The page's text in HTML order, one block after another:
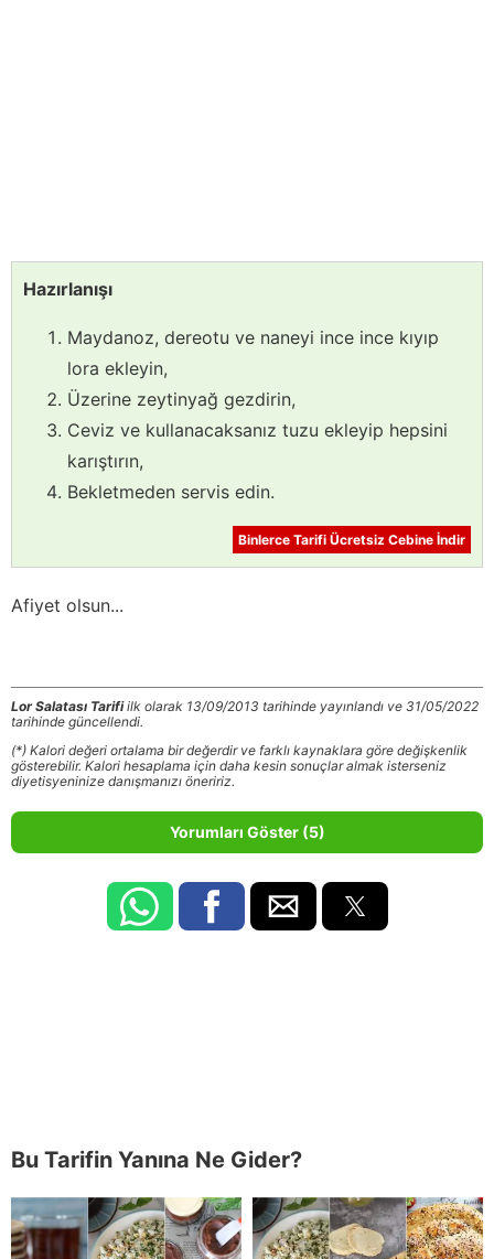
Hazırlanışı
Maydanoz, dereotu ve naneyi ince ince kıyıp
lora ekleyin,
Üzerine zeytinyağ gezdirin,
Ceviz ve kullanacaksanız tuzu ekleyip hepsini
karıştırın,
Bekletmeden servis edin.
Binlerce Tarifi Ücretsiz Cebine İndir
Afiyet olsun...
Lor Salatası Tarifiilk olarak 13/09/2013 tarihinde yayınlandı ve 31/05/2022
tarihinde güncellendi.
(*) Kalori değeri ortalama bir değerdir ve farklı kaynaklara göre değişkenlik
gösterebilir. Kalori hesaplama için daha kesin sonuçlar almak isterseniz
diyetisyeninize danışmanızı öneririz.
Yorumları Göster (5)
Bu Tarifin Yanına Ne Gider?